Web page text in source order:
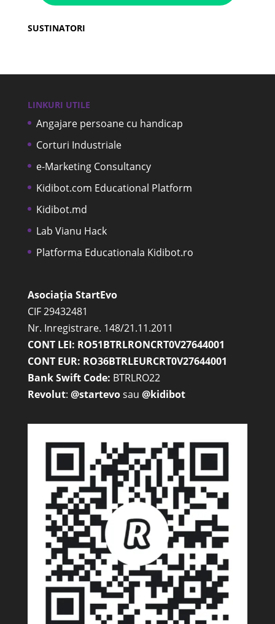
SUSTINATORI
LINKURI UTILE
Angajare persoane cu handicap
Corturi Industriale
e-Marketing Consultancy
Kidibot.com Educational Platform
Kidibot.md
Lab Vianu Hack
Platforma Educationala Kidibot.ro
Asociația StartEvo
CIF 29432481
Nr. Inregistrare. 148/21.11.2011
CONT LEI: RO51BTRLRONCRT0V27644001
CONT EUR: RO36BTRLEURCRT0V27644001
Bank Swift Code: BTRLRO22
Revolut: @startevosau @kidibot